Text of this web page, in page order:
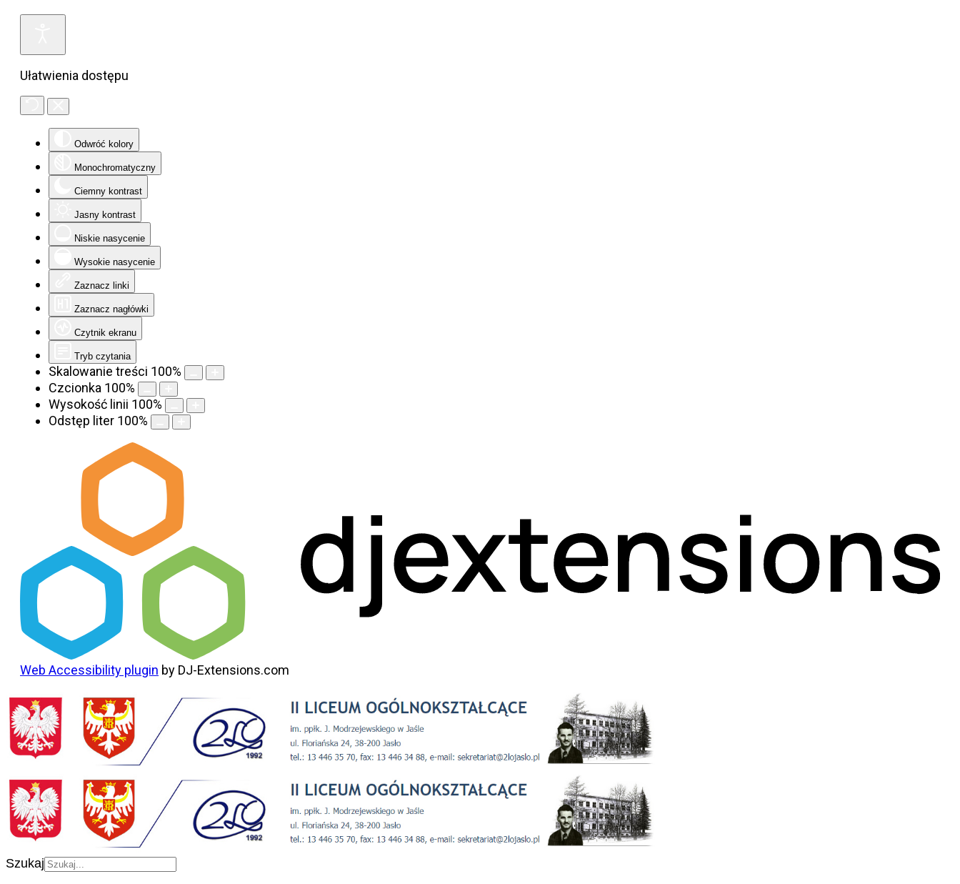
Ułatwienia dostępu
Odwróć kolory
Monochromatyczny
Ciemny kontrast
Jasny kontrast
Niskie nasycenie
Wysokie nasycenie
Zaznacz linki
Zaznacz nagłówki
Czytnik ekranu
Tryb czytania
Skalowanie treści 100%
Czcionka 100%
Wysokość linii 100%
Odstęp liter 100%
Web Accessibility plugin by DJ-Extensions.com
Szukaj